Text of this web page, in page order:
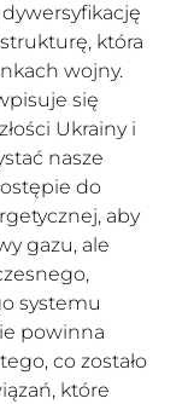
która
wojny.
się
Ukrainy i
nasze
do
aby
gazu, ale
systemu
powinna
co zostało
które